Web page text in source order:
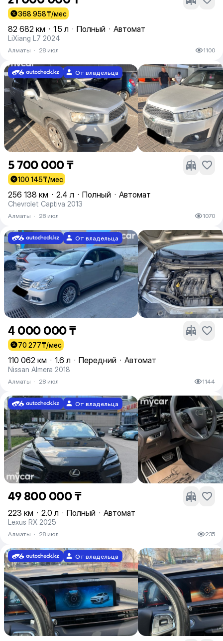
368 958₸/мес
82 682 км · 1.5 л · Полный · Автомат
LiXiang L7 2024
Алматы · 28 июл 1100
От владельца
5 700 000 ₸
100 145₸/мес
256 138 км · 2.4 л · Полный · Автомат
Chevrolet Captiva 2013
Алматы · 28 июл 1070
От владельца
4 000 000 ₸
70 277₸/мес
110 062 км · 1.6 л · Передний · Автомат
Nissan Almera 2018
Алматы · 28 июл 1144
От владельца
49 800 000 ₸
223 км · 2.0 л · Полный · Автомат
Lexus RX 2025
Алматы · 28 июл 235
От владельца